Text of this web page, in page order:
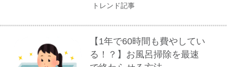
トレンド記事
【1年で60時間も費やしてい
る！？】お風呂掃除を最速